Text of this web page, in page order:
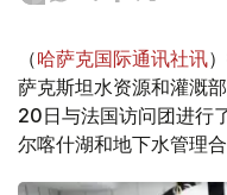
（哈萨克国际通讯社讯
萨克斯坦水资源和灌溉
20日与法国访问团进行
尔喀什湖和地下水管理合